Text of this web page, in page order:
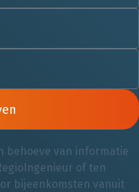
behoeve van informatie
of ten
bijeenkomsten vanuit